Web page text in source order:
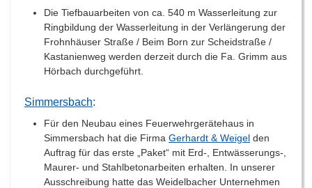
Die Tiefbauarbeiten von ca. 540 m Wasserleitung zur
Ringbildung der Wasserleitung in der Verlängerung der
Frohnhäuser Straße / Beim Born zur Scheidstraße /
Kastanienweg werden derzeit durch die Fa. Grimm aus
Hörbach durchgeführt.
Simmersbach:
Für den Neubau eines Feuerwehrgerätehaus in
Simmersbach hat die Firma Gerhardt & Weigel den
Auftrag für das erste „Paket“ mit Erd-, Entwässerungs-,
Maurer- und Stahlbetonarbeiten erhalten. In unserer
Ausschreibung hatte das Weidelbacher Unternehmen